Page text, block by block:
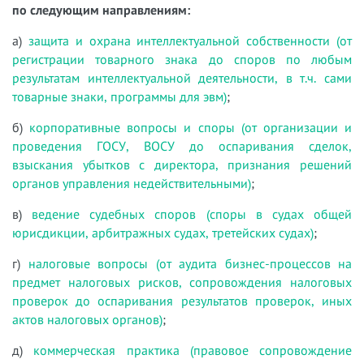
по следующим направлениям:
а) защита и охрана интеллектуальной собственности (от
регистрации товарного знака до споров по любым
результатам интеллектуальной деятельности, в т.ч. сами
товарные знаки, программы для эвм);
б) корпоративные вопросы и споры (от организации и
проведения ГОСУ, ВОСУ до оспаривания сделок,
взыскания убытков с директора, признания решений
органов управления недействительными);
в) ведение судебных споров (споры в судах общей
юрисдикции, арбитражных судах, третейских судах);
г) налоговые вопросы (от аудита бизнес-процессов на
предмет налоговых рисков, сопровождения налоговых
проверок до оспаривания результатов проверок, иных
актов налоговых органов);
д) коммерческая практика (правовое сопровождение